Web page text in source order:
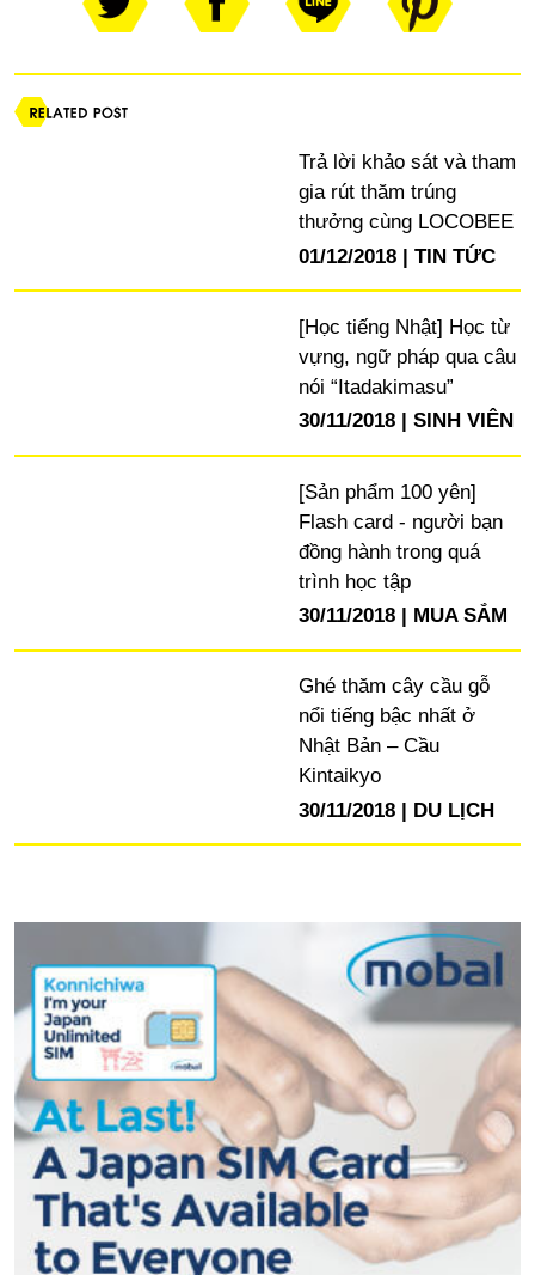
Trả lời khảo sát và tham
gia rút thăm trúng
thưởng cùng LOCOBEE
01/12/2018
TIN TỨC
[Học tiếng Nhật] Học từ
vựng, ngữ pháp qua câu
nói “Itadakimasu”
30/11/2018
SINH VIÊN
[Sản phẩm 100 yên]
Flash card - người bạn
đồng hành trong quá
trình học tập
30/11/2018
MUA SẮM
Ghé thăm cây cầu gỗ
nổi tiếng bậc nhất ở
Nhật Bản – Cầu
Kintaikyo
30/11/2018
DU LỊCH